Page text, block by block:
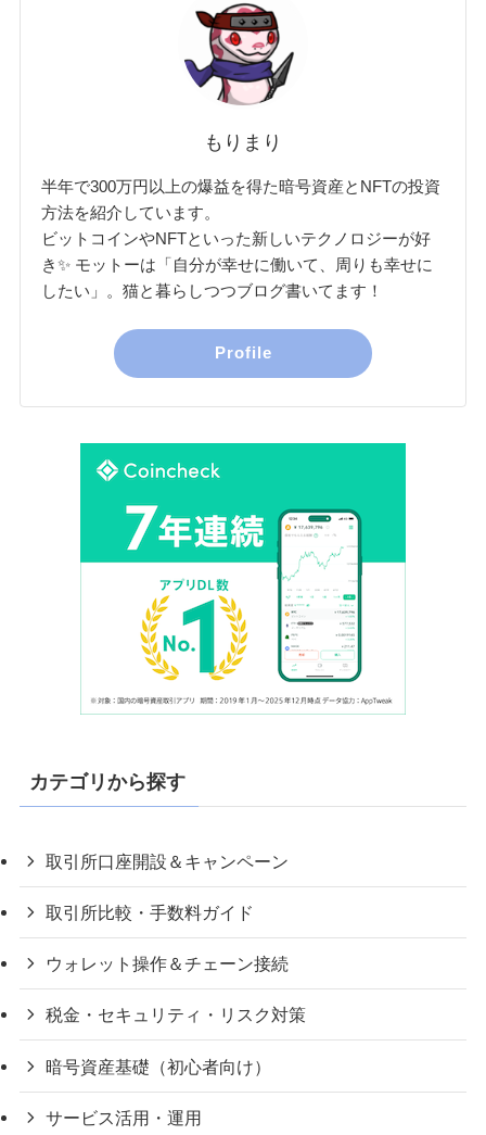
もりまり
半年で300万円以上の爆益を得た暗号資産とNFTの投資
方法を紹介しています。
ビットコインやNFTといった新しいテクノロジーが好
き✨ モットーは「自分が幸せに働いて、周りも幸せに
したい」。猫と暮らしつつブログ書いてます！
Profile
カテゴリから探す
取引所口座開設＆キャンペーン
取引所比較・手数料ガイド
ウォレット操作＆チェーン接続
税金・セキュリティ・リスク対策
暗号資産基礎（初心者向け）
サービス活用・運用